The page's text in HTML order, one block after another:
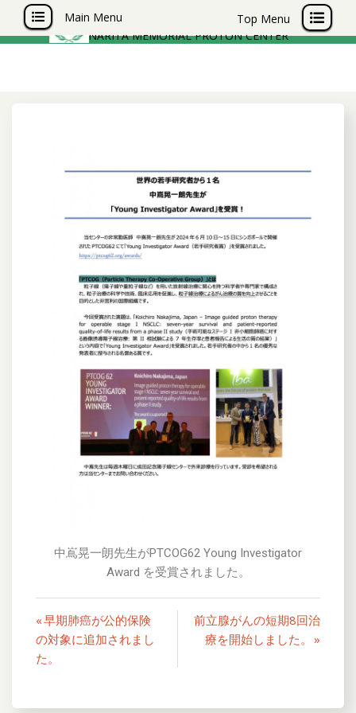
Main Menu Top Menu
成田記念陽子線センター
NARITA MEMORIAL PROTON CENTER
中嶌晃一朗先生がPTCOG62 Young Investigator
Award を受賞されました。
« 早期肺癌が公的保険
の対象に追加されまし
た。
前立腺がんの短期8回治
療を開始しました。 »